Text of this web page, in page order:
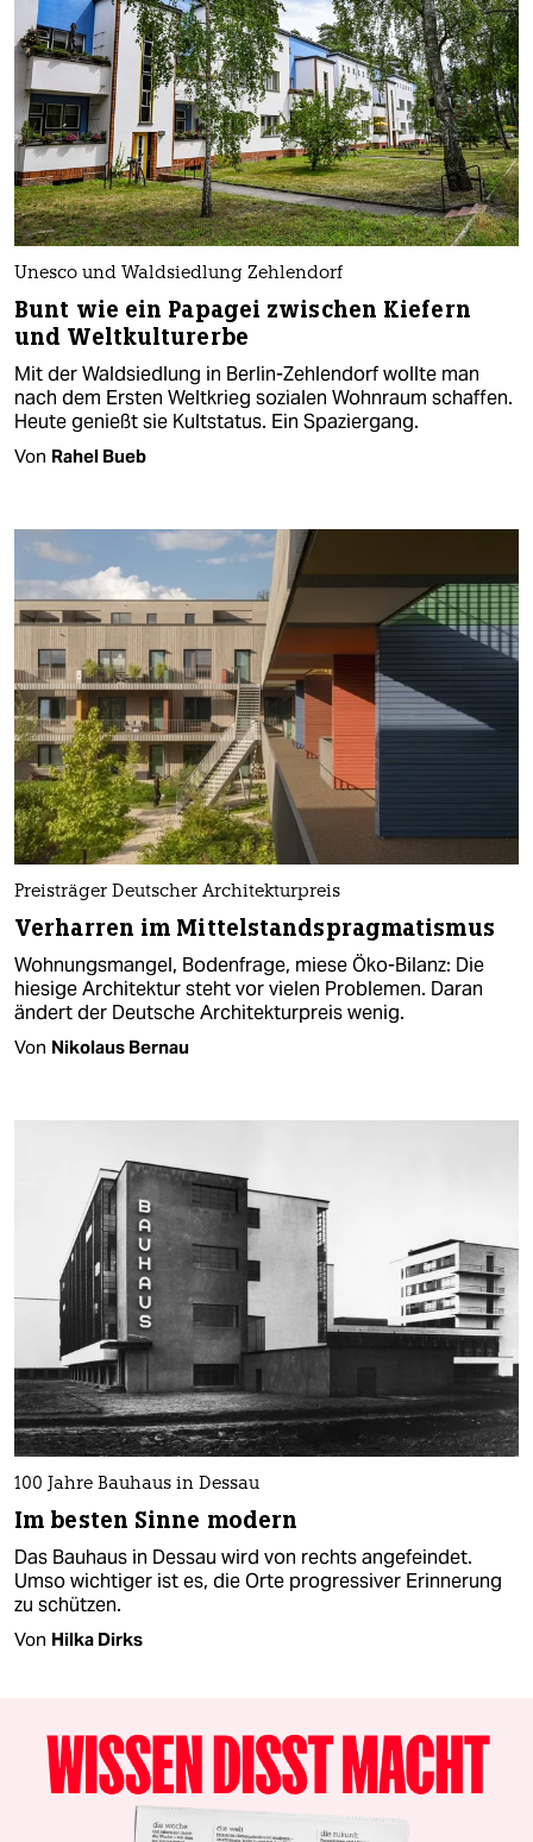
Unesco und Waldsiedlung Zehlendorf
Bunt wie ein Papagei zwischen Kiefern
und Weltkulturerbe
Mit der Waldsiedlung in Berlin-Zehlendorf wollte man
nach dem Ersten Weltkrieg sozialen Wohnraum schaffen.
Heute genießt sie Kultstatus. Ein Spaziergang.
Von Rahel Bueb
Preisträger Deutscher Architekturpreis
Verharren im Mittelstandspragmatismus
Wohnungsmangel, Bodenfrage, miese Öko-Bilanz: Die
hiesige Architektur steht vor vielen Problemen. Daran
ändert der Deutsche Architekturpreis wenig.
Von Nikolaus Bernau
100 Jahre Bauhaus in Dessau
Im besten Sinne modern
Das Bauhaus in Dessau wird von rechts angefeindet.
Umso wichtiger ist es, die Orte progressiver Erinnerung
zu schützen.
Von Hilka Dirks